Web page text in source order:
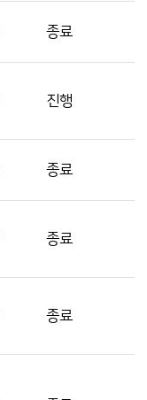
종료
진행
종료
종료
종료